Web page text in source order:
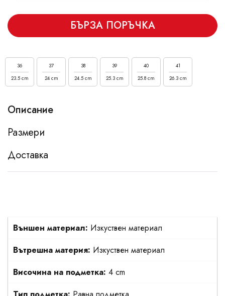
БЪРЗА ПОРЪЧКА
36
23.5 cm
37
24 cm
38
24.5 cm
39
25.3 cm
40
25.8 cm
41
26.3 cm
Описание
Размери
Доставка
Външен материал: Изкуствен материал
Вътрешна материя: Изкуствен материал
Височина на подметка: 4 cm